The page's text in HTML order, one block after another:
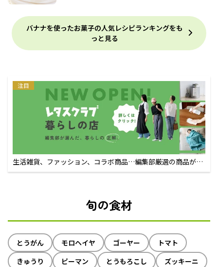
バナナを使ったお菓子の人気レシピランキングをも
っと見る
注目
生活雑貨、ファッション、コラボ商品…編集部厳選の商品が買
えるECサイト
旬の食材
とうがん モロヘイヤ ゴーヤー
トマト
きゅうり
ピーマン とうもろこし ズッキーニ